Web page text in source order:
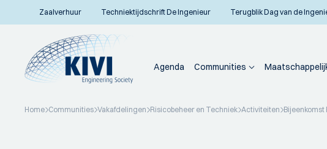
Zaalverhuur Techniektijdschrift De Ingenieur Terugblik Dag van de
Agenda Communities
Home Communities Vakafdelingen Risicobeheer en Techniek Activiteiten Bijeenkomst